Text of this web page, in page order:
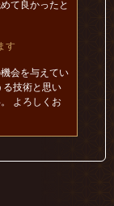
て良かったと
す
会を与えてい
る技術と思い
よろしくお